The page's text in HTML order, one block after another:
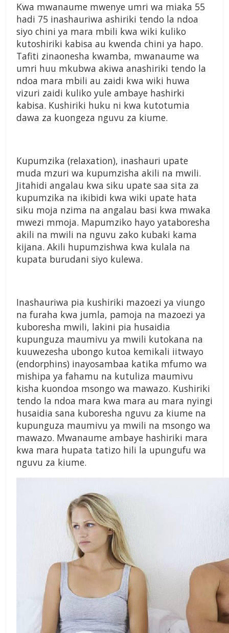
Kwa mwanaume mwenye umri wa miaka 55
hadi 75 inashauriwa ashiriki tendo la ndoa
siyo chini ya mara mbili kwa wiki kuliko
kutoshiriki kabisa au kwenda chini ya hapo.
Tafiti zinaonesha kwamba, mwanaume wa
umri huu mkubwa akiwa anashiriki tendo la
ndoa mara mbili au zaidi kwa wiki huwa
vizuri zaidi kuliko yule ambaye hashirki
kabisa. Kushiriki huku ni kwa kutotumia
dawa za kuongeza nguvu za kiume.
Kupumzika (relaxation), inashauri upate
muda mzuri wa kupumzisha akili na mwili.
Jitahidi angalau kwa siku upate saa sita za
kupumzika na ikibidi kwa wiki upate hata
siku moja nzima na angalau basi kwa mwaka
mwezi mmoja. Mapumziko hayo yataboresha
akili na mwili na nguvu zako kubaki kama
kijana. Akili hupumzishwa kwa kulala na
kupata burudani siyo kulewa.
Inashauriwa pia kushiriki mazoezi ya viungo
na furaha kwa jumla, pamoja na mazoezi ya
kuboresha mwili, lakini pia husaidia
kupunguza maumivu ya mwili kutokana na
kuuwezesha ubongo kutoa kemikali iitwayo
(endorphins) inayosambaa katika mfumo wa
mishipa ya fahamu na kutuliza maumivu
kisha kuondoa msongo wa mawazo. Kushiriki
tendo la ndoa mara kwa mara au mara nyingi
husaidia sana kuboresha nguvu za kiume na
kupunguza maumivu ya mwili na msongo wa
mawazo. Mwanaume ambaye hashiriki mara
kwa mara hupata tatizo hili la upungufu wa
nguvu za kiume.